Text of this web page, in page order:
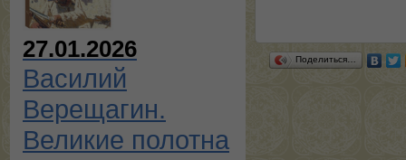
27.01.2026
Василий
Верещагин.
Великие полотна
Поделиться…